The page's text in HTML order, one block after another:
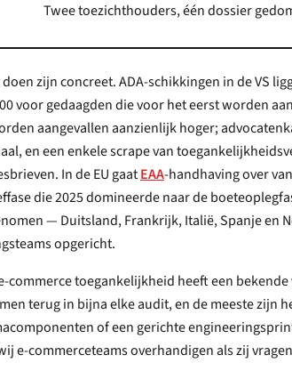
Twee toezichthouders, één dossier
zijn concreet. ADA-schikkingen in de VS liggen
voor gedaagden die voor het eerst worden
aangevallen aanzienlijk hoger; advocatenkantoren
en een enkele scrape van
In de EU gaatEAA-handhaving over van de
die 2025 domineerde naar de boeteoplegfase die
— Duitsland, Frankrijk, Italië, Spanje en
opgericht.
commerce toegankelijkheid heeft een
terug in bijna elke audit, en de meeste zijn
of een gerichte
e-commerceteams overhandigen als zij